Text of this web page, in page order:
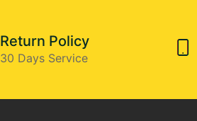
Return Policy
30 Days Service